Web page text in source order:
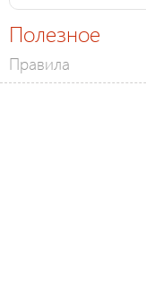
Полезное
Правила